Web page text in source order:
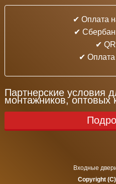
✔ Оплата
✔
✔
✔ Оплата
Партнерские условия
монтажников, оптовых
Входные
Copyright